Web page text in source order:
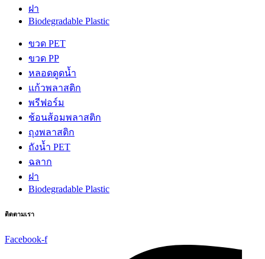
ฝา
Biodegradable Plastic
ขวด PET
ขวด PP
หลอดดูดน้ำ
แก้วพลาสติก
พรีฟอร์ม
ช้อนส้อมพลาสติก
ถุงพลาสติก
ถังน้ำ PET
ฉลาก
ฝา
Biodegradable Plastic
ติดตามเรา
Facebook-f